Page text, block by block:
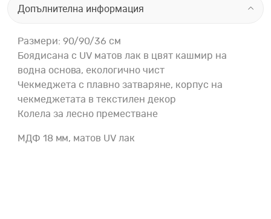
Допълнителна информация
Размери: 90/90/36 см
Боядисана с UV матов лак в цвят кашмир на
водна основа, екологично чист
Чекмеджета с плавно затваряне, корпус на
чекмеджетата в текстилен декор
Колела за лесно преместване
МДФ 18 мм, матов UV лак